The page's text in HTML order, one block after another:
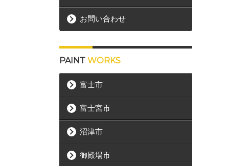
お問い合わせ
PAINT WORKS
富士市
富士宮市
沼津市
御殿場市